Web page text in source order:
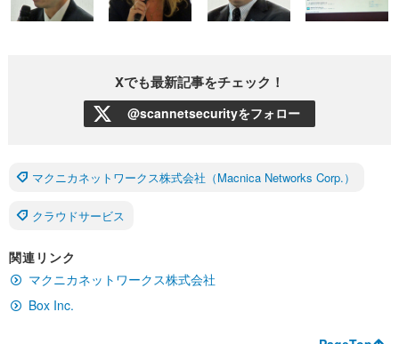
Xでも最新記事をチェック！
@scannetsecurityをフォロー
マクニカネットワークス株式会社（Macnica Networks Corp.）
クラウドサービス
関連リンク
マクニカネットワークス株式会社
Box Inc.